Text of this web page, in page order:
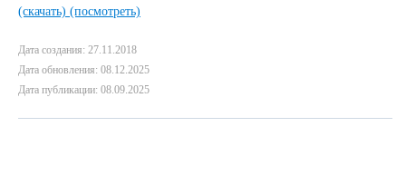
(скачать) (посмотреть)
Дата создания: 27.11.2018
Дата обновления: 08.12.2025
Дата публикации: 08.09.2025